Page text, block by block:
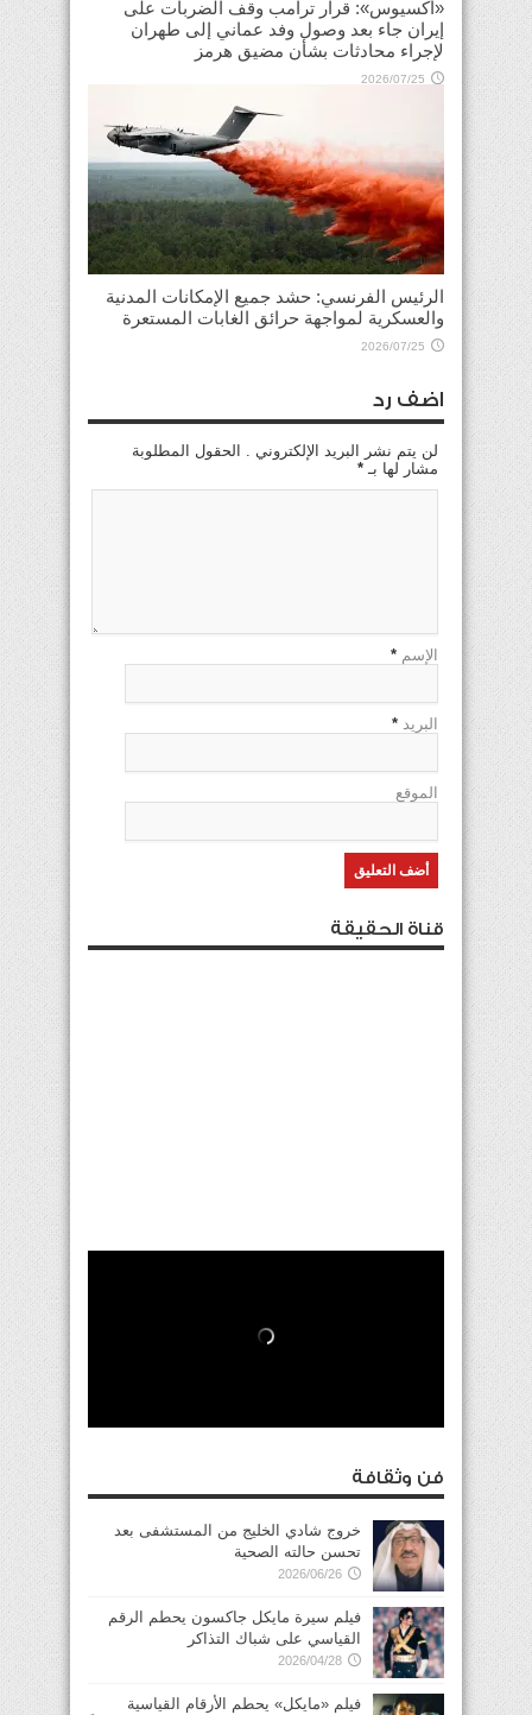
«أكسيوس»: قرار ترامب وقف الضربات على
إيران جاء بعد وصول وفد عماني إلى طهران
لإجراء محادثات بشأن مضيق هرمز
2026/07/25
الرئيس الفرنسي: حشد جميع الإمكانات المدنية
والعسكرية لمواجهة حرائق الغابات المستعرة
2026/07/25
اضف رد
لن يتم نشر البريد الإلكتروني . الحقول المطلوبة
مشار لها بـ *
الإسم *
البريد *
الموقع
قناة الحقيقة
فن وثقافة
خروج شادي الخليج من المستشفى بعد
تحسن حالته الصحية
2026/06/26
فيلم سيرة مايكل جاكسون يحطم الرقم
القياسي على شباك التذاكر
2026/04/28
فيلم «مايكل» يحطم الأرقام القياسية